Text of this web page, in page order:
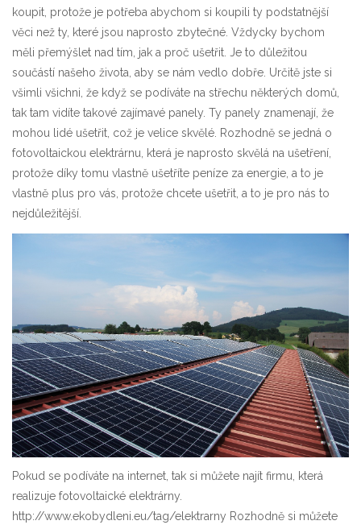
koupit, protože je potřeba abychom si koupili ty podstatnější
věci než ty, které jsou naprosto zbytečné. Vždycky bychom
měli přemýšlet nad tím, jak a proč ušetřit. Je to důležitou
součástí našeho života, aby se nám vedlo dobře. Určitě jste si
všimli všichni, že když se podíváte na střechu některých domů,
tak tam vidíte takové zajímavé panely. Ty panely znamenají, že
mohou lidé ušetřit, což je velice skvělé. Rozhodně se jedná o
fotovoltaickou elektrárnu, která je naprosto skvělá na ušetření,
protože díky tomu vlastně ušetříte peníze za energie, a to je
vlastně plus pro vás, protože chcete ušetřit, a to je pro nás to
nejdůležitější.
Pokud se podíváte na internet, tak si můžete najít firmu, která
realizuje fotovoltaické elektrárny.
http://www.ekobydleni.eu/tag/elektrarny Rozhodně si můžete